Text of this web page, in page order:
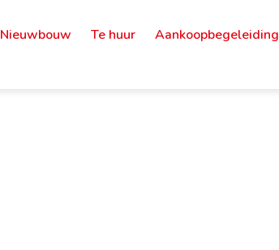
Nieuwbouw Te huur Aankoopbegeleiding